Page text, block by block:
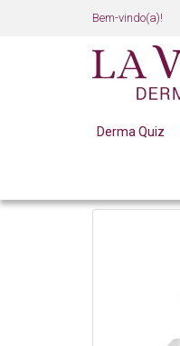
Bem-vindo(a)!
Derma Quiz